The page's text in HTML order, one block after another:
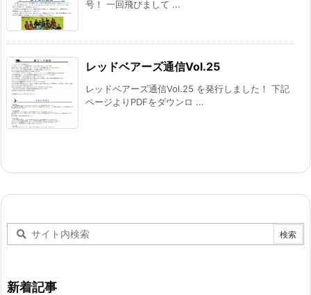
号！ 一回飛びまして ...
レッドベアーズ通信Vol.25
レッドベアーズ通信Vol.25 を発行しました！ 下記
ページよりPDFをダウンロ ...
新着記事